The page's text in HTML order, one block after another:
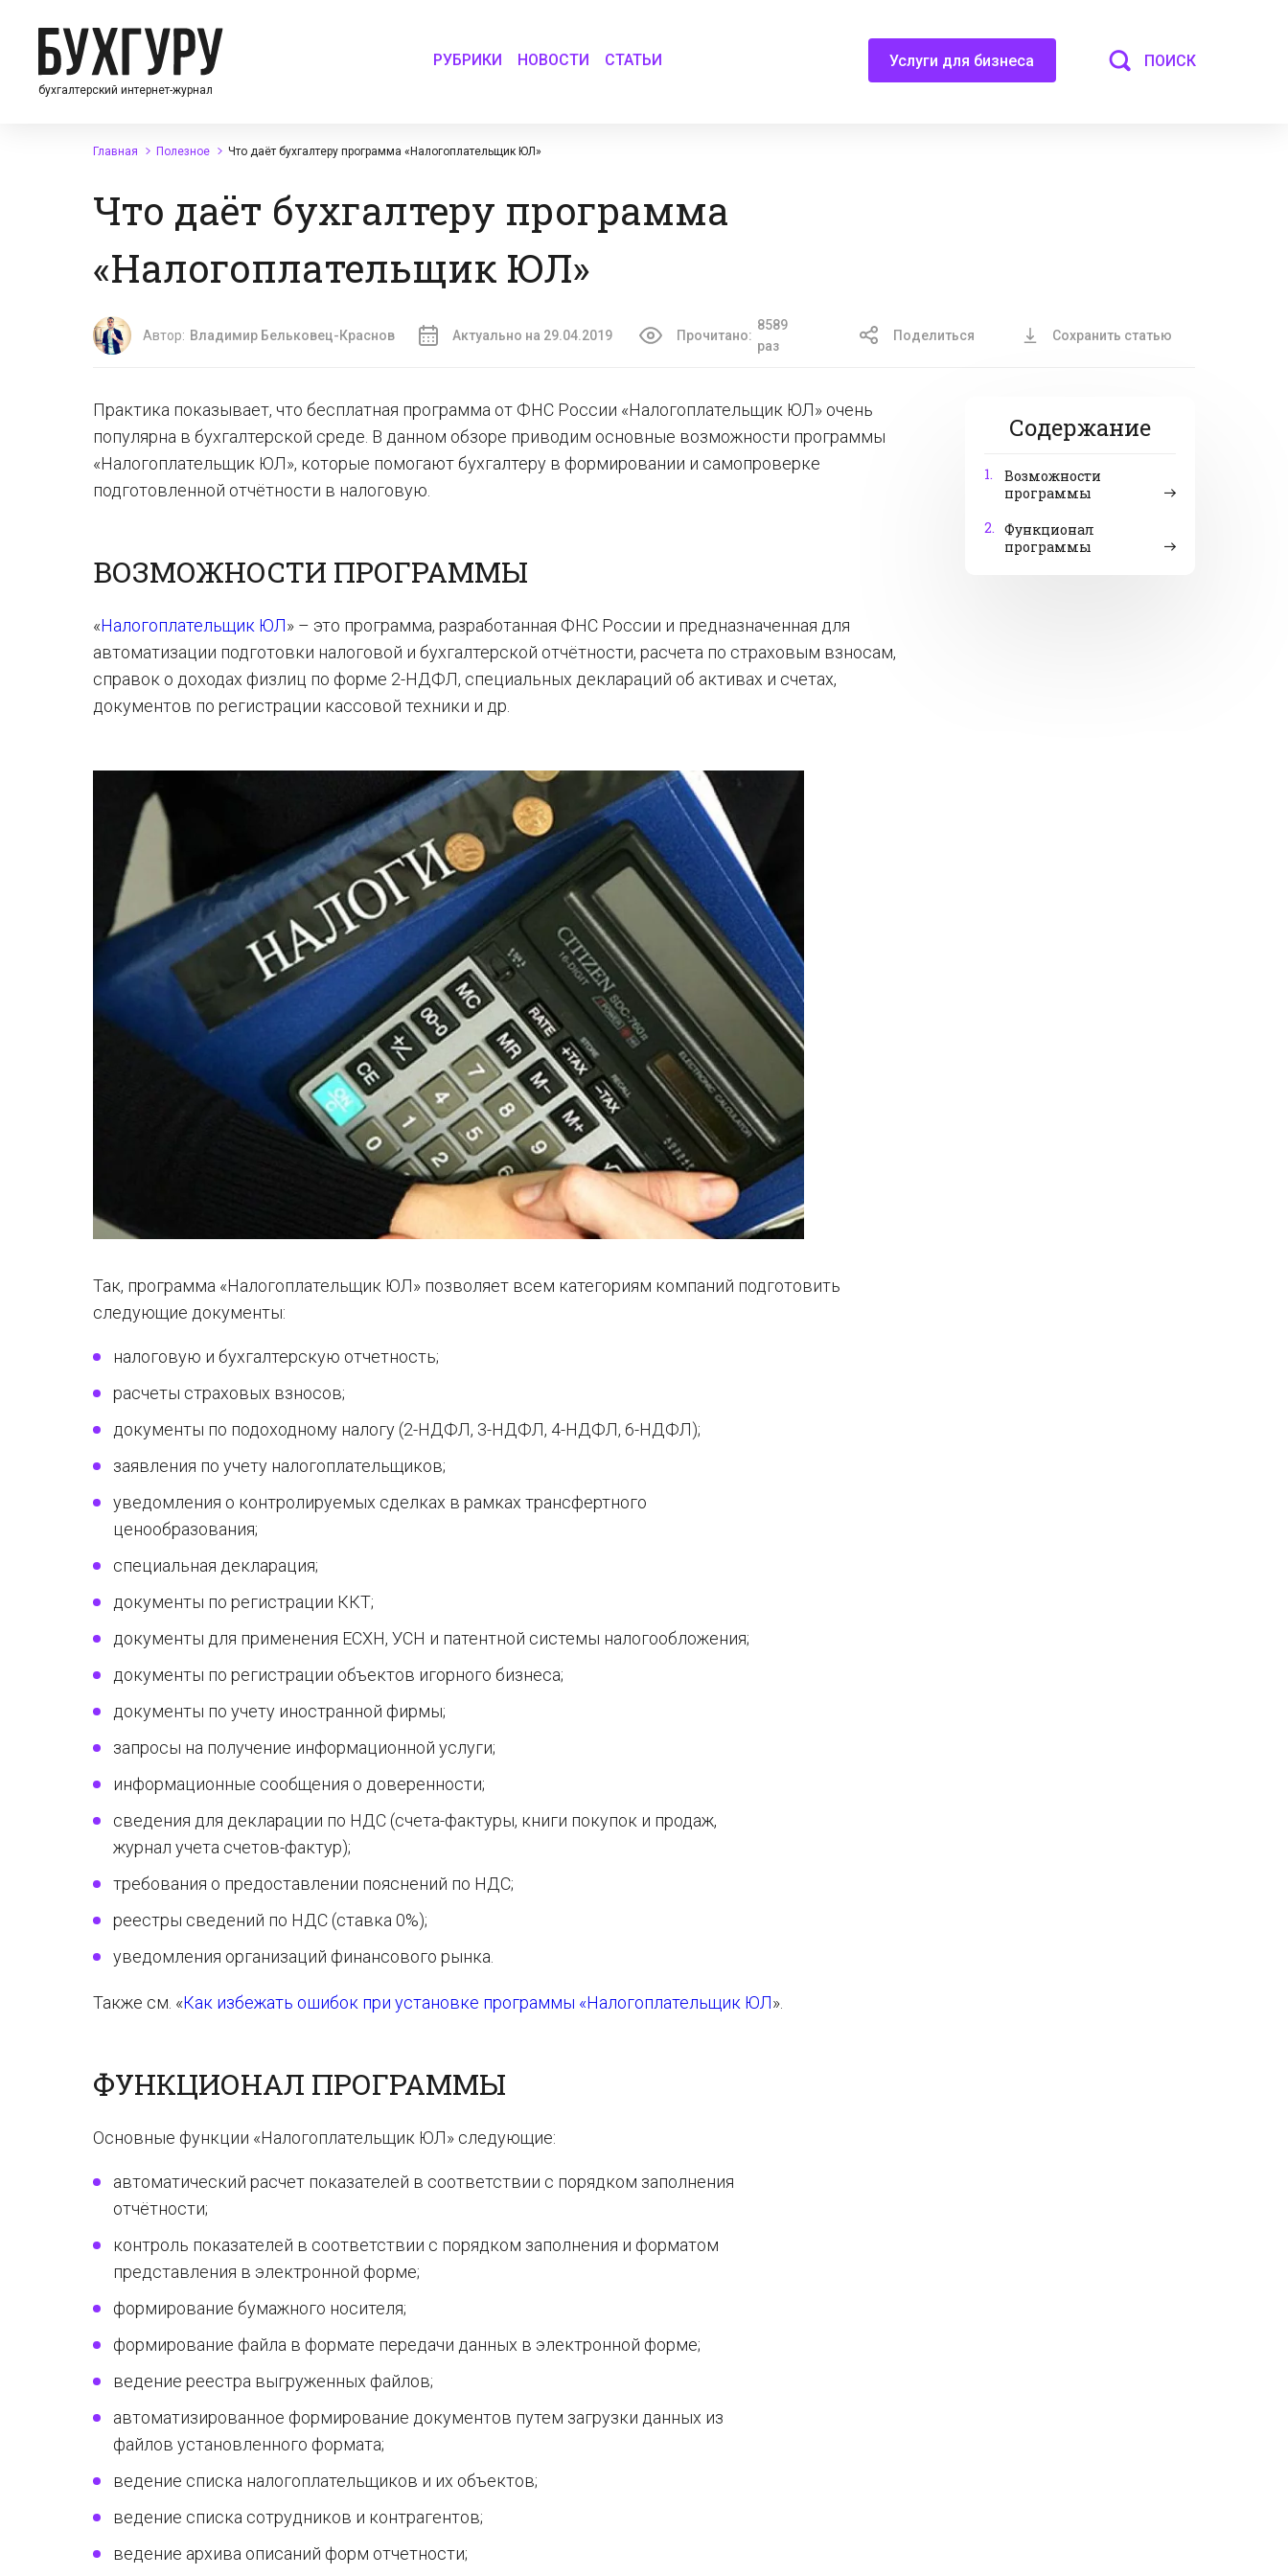
бухгалтерский интернет-журнал
РУБРИКИ НОВОСТИ СТАТЬИ Услуги для бизнеса ПОИСК
Главная Полезное Что даёт бухгалтеру программа «Налогоплательщик ЮЛ»
Что даёт бухгалтеру программа
«Налогоплательщик ЮЛ»
Автор: Владимир Бельковец-Краснов Актуально на 29.04.2019 Прочитано:
8589
раз
Поделиться Сохранить статью
Содержание
1.
Возможности
программы
2. Функционал
программы
Практика показывает, что бесплатная программа от ФНС России «Налогоплательщик ЮЛ» очень
популярна в бухгалтерской среде. В данном обзоре приводим основные возможности программы
«Налогоплательщик ЮЛ», которые помогают бухгалтеру в формировании и самопроверке
подготовленной отчётности в налоговую.
ВОЗМОЖНОСТИ ПРОГРАММЫ
«Налогоплательщик ЮЛ» – это программа, разработанная ФНС России и предназначенная для
автоматизации подготовки налоговой и бухгалтерской отчётности, расчета по страховым взносам,
справок о доходах физлиц по форме 2-НДФЛ, специальных деклараций об активах и счетах,
документов по регистрации кассовой техники и др.
Так, программа «Налогоплательщик ЮЛ» позволяет всем категориям компаний подготовить
следующие документы:
налоговую и бухгалтерскую отчетность;
расчеты страховых взносов;
документы по подоходному налогу (2-НДФЛ, 3-НДФЛ, 4-НДФЛ, 6-НДФЛ);
заявления по учету налогоплательщиков;
уведомления о контролируемых сделках в рамках трансфертного
ценообразования;
специальная декларация;
документы по регистрации ККТ;
документы для применения ЕСХН, УСН и патентной системы налогообложения;
документы по регистрации объектов игорного бизнеса;
документы по учету иностранной фирмы;
запросы на получение информационной услуги;
информационные сообщения о доверенности;
сведения для декларации по НДС (счета-фактуры, книги покупок и продаж,
журнал учета счетов-фактур);
требования о предоставлении пояснений по НДС;
реестры сведений по НДС (ставка 0%);
уведомления организаций финансового рынка.
Также см. «Как избежать ошибок при установке программы «Налогоплательщик ЮЛ».
ФУНКЦИОНАЛ ПРОГРАММЫ
Основные функции «Налогоплательщик ЮЛ» следующие:
автоматический расчет показателей в соответствии с порядком заполнения
отчётности;
контроль показателей в соответствии с порядком заполнения и форматом
представления в электронной форме;
формирование бумажного носителя;
формирование файла в формате передачи данных в электронной форме;
ведение реестра выгруженных файлов;
автоматизированное формирование документов путем загрузки данных из
файлов установленного формата;
ведение списка налогоплательщиков и их объектов;
ведение списка сотрудников и контрагентов;
ведение архива описаний форм отчетности;